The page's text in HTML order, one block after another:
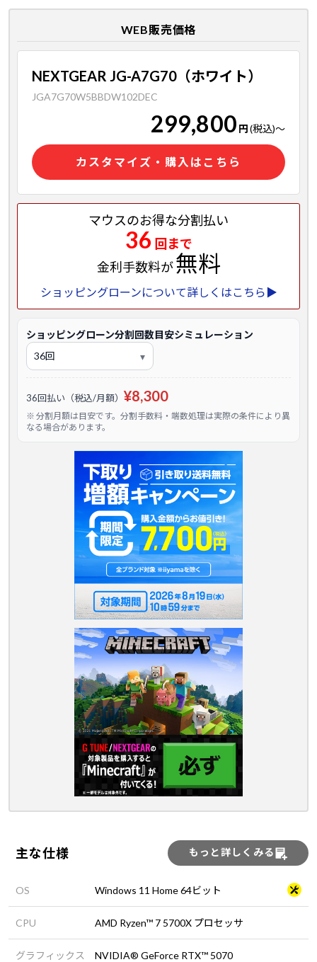
WEB販売価格
NEXTGEAR JG-A7G70（ホワイト）
JGA7G70W5BBDW102DEC
299,800 円(税込)～
カスタマイズ・購入はこちら
マウスのお得な分割払い
36 回まで
金利手数料が無料
ショッピングローンについて詳しくはこちら▶
ショッピングローン分割回数目安シミュレーション
36回払い（税込/月額） ¥8,300
※ 分割月額は目安です。分割手数料・端数処理は実際の条件により異
なる場合があります。
主な仕様 もっと詳しくみる
OS Windows 11 Home 64ビット
CPU AMD Ryzen™ 7 5700X プロセッサ
グラフィックス NVIDIA® GeForce RTX™ 5070